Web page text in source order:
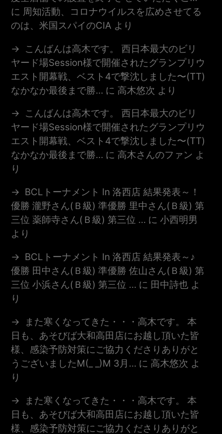
に 周知活動、コロナウイルスを広めさせてる
のは、米国スパイのCIA より
こんばんは高木です。 西日本最大のビリ
ヤード場session様で開催されたグランプリウ
エスト開幕戦、ベスト4で撃沈しました〜(TT)
なかなか最後まで勝… に 高木悠次 より
こんばんは高木です。 西日本最大のビリ
ヤード場session様で開催されたグランプリウ
エスト開幕戦、ベスト4で撃沈しました〜(TT)
なかなか最後まで勝… に 高木さんのファン よ
り
BCLトーナメント In 洛西店 結果発表～！
優勝 瀧野さん(Ｂ級) 準優勝 里中さん(Ｂ級) 第
三位 薬師寺さん(Ｂ級) 第三位 … に小西明男
より
BCLトーナメント In 洛西店 結果発表～♪
優勝 田中さん(Ｂ級) 準優勝 佐山さん(Ｂ級) 第
三位 小浜さん(Ｂ級) 第三位 … に 田中詩也 よ
り
また寒くなってきた・・・高木です。 本
日も、あそびば大和高田店にお越し頂いた皆
様、感染予防対策にご協力くださりありがと
うございましたm(_ _)m 3月… に 高木悠次 よ
り
また寒くなってきた・・・高木です。 本
日も、あそびば大和高田店にお越し頂いた皆
様、感染予防対策にご協力くださりありがと